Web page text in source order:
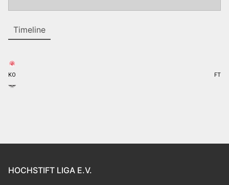
Timeline
KO FT
HOCHSTIFT LIGA E.V.